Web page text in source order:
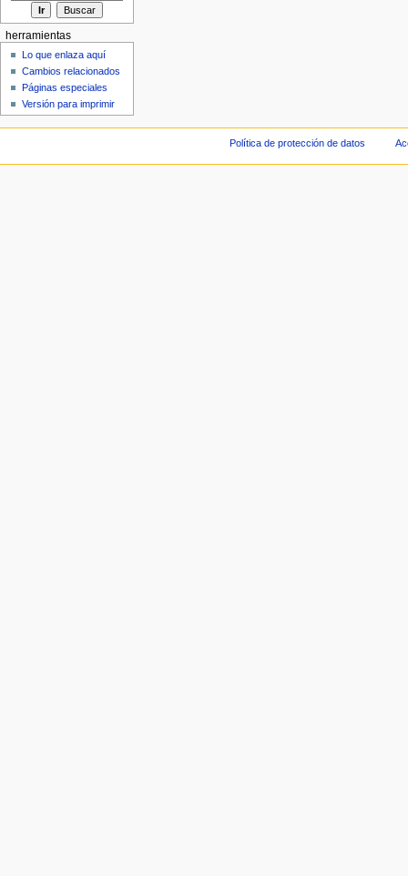
herramientas
Lo que enlaza aquí
Cambios relacionados
Páginas especiales
Versión para imprimir
Política de protección de datos